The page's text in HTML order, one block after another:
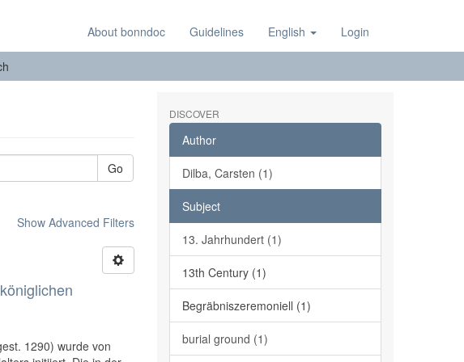
About bonndoc Guidelines English Login
Go
Show Advanced Filters
1290) wurde von
DISCOVER
Author
Dilba, Carsten (1)
Subject
13. Jahrhundert (1)
13th Century (1)
Begräbniszeremoniell (1)
burial ground (1)